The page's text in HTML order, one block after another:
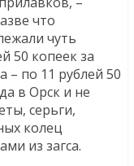
что
чуть
50 копеек за
– по 11 рублей 50
в Орск и не
серьги,
колец
из загса.